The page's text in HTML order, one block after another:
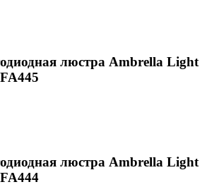
люстра Ambrella Light
люстра Ambrella Light